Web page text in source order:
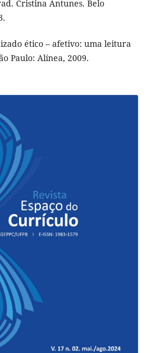
Cristina Antunes. Belo
ético – afetivo: uma leitura
Paulo: Alínea, 2009.